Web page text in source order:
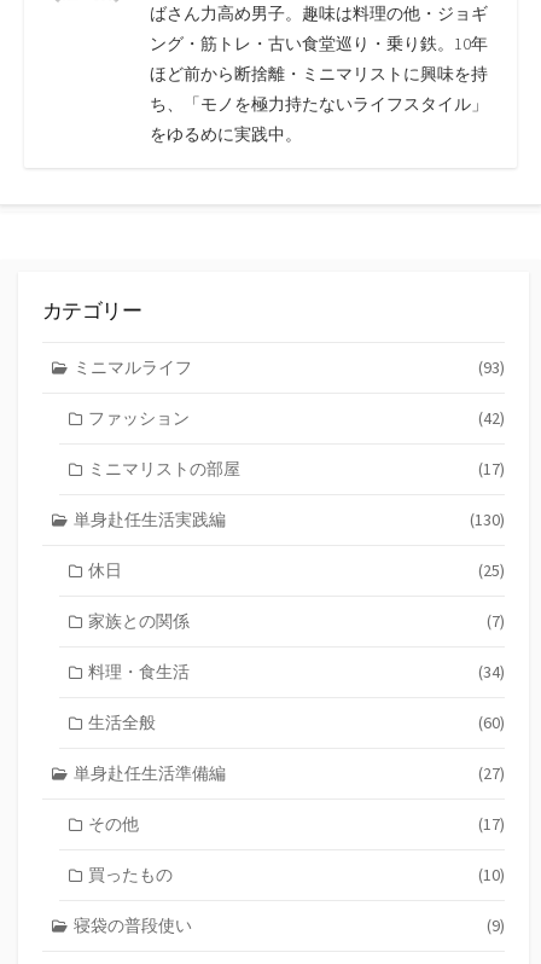
ばさん力高め男子。趣味は料理の他・ジョギ
ング・筋トレ・古い食堂巡り・乗り鉄。10年
ほど前から断捨離・ミニマリストに興味を持
ち、「モノを極力持たないライフスタイル」
をゆるめに実践中。
カテゴリー
ミニマルライフ (93)
ファッション (42)
ミニマリストの部屋 (17)
単身赴任生活実践編 (130)
休日 (25)
家族との関係 (7)
料理・食生活 (34)
生活全般 (60)
単身赴任生活準備編 (27)
その他 (17)
買ったもの (10)
寝袋の普段使い (9)